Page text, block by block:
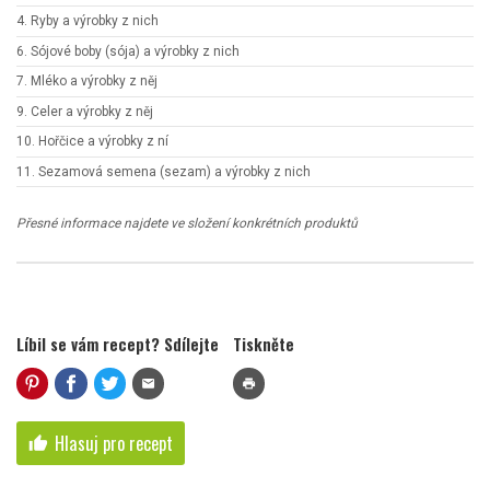
4. Ryby a výrobky z nich
6. Sójové boby (sója) a výrobky z nich
7. Mléko a výrobky z něj
9. Celer a výrobky z něj
10. Hořčice a výrobky z ní
11. Sezamová semena (sezam) a výrobky z nich
Přesné informace najdete ve složení konkrétních produktů
Líbil se vám recept? Sdílejte
mail
Tiskněte
print
thumb_up Hlasuj pro recept